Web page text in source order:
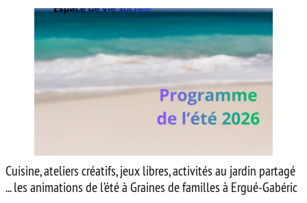
Cuisine, ateliers créatifs, jeux libres, activités au jardin partagé
... les animations de l’été à Graines de familles à Ergué-Gabéric